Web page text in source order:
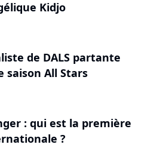
Kidjo
de DALS partante
saison All Stars
: qui est la première
?